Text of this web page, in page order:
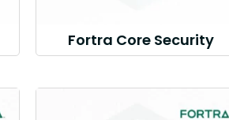
Fortra Core Security